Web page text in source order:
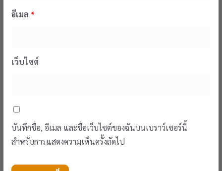
อีเมล *
เว็บไซต์
บันทึกชื่อ, อีเมล และชื่อเว็บไซต์ของฉันบนเบราว์เซอร์นี้
สำหรับการแสดงความเห็นครั้งถัดไป